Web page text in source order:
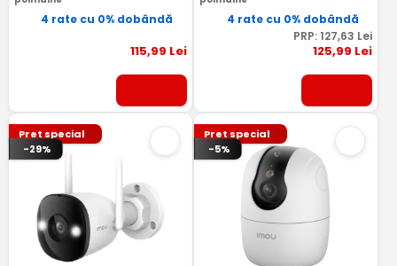
4 rate cu 0% dobândă
115,99 Lei
4 rate cu 0% dobândă
PRP: 127,63 Lei
125,99 Lei
Pret special
-29%
Pret special
-5%